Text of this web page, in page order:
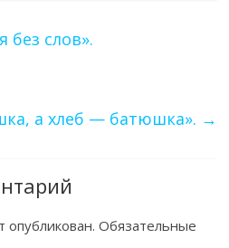
без слов».
а хлеб — батюшка». →
опубликован. Обязательные